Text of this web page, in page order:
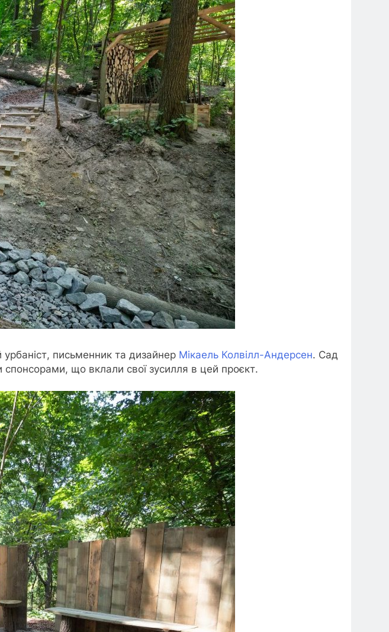
урбаніст, письменник та дизайнер Мікаель Колвілл-Андерсен. Сад
спонсорами, що вклали свої зусилля в цей проєкт.